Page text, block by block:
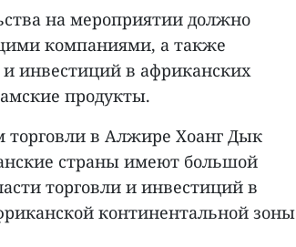
на мероприятии должно
компаниями, а также
инвестиций в африканских
продукты.
торговли в Алжире Хоанг Дык
страны имеют большой
торговли и инвестиций в
континентальной зоны